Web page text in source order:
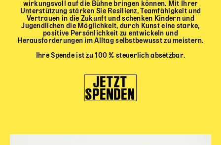
wirkungsvoll auf die Bühne bringen können. Mit Ihrer
Unterstützung stärken Sie Resilienz, Teamfähigkeit und
Vertrauen in die Zukunft und schenken Kindern und
Jugendlichen die Möglichkeit, durch Kunst eine starke,
positive Persönlichkeit zu entwickeln und
Herausforderungen im Alltag selbstbewusst zu meistern.
Ihre Spende ist zu 100 % steuerlich absetzbar.
JETZT
SPENDEN